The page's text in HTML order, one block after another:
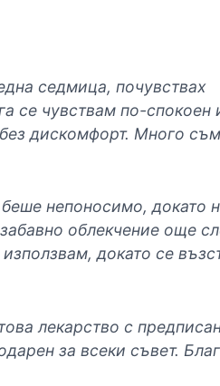
седмица, почувствах
се чувствам по-спокоен
дискомфорт. Много
непоносимо, докато
облекчение още
докато се
лекарство с
за всеки съвет.